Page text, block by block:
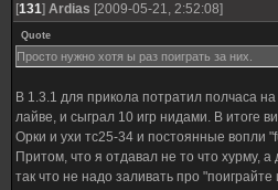
[131] Ardias [2009-05-21, 2:52:08]
Quote
Просто нужно хотя ы раз поиграть за них.
В 1.3.1 для прикола потратил полчаса на
лайве, и сыграл 10 игр нидами. В итоге
Орки и ухи тс25-34 и постоянные вопли
Притом, что я отдавал не то что хурму,
так что не надо заливать про